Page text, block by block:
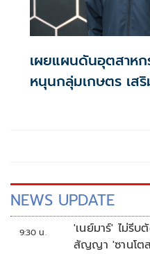
เผยแผนดันอุตสาห
หนุนกลุ่มเกษตร เส
NEWS UPDATE
9:30 น.
'เนย์มาร์' ไม่รี
สัญญา 'ซานโต